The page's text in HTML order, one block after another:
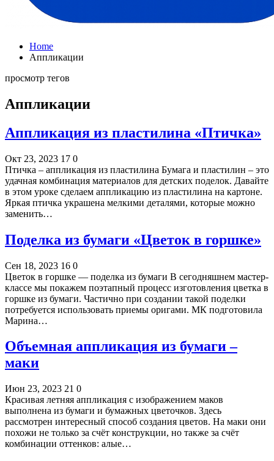
Home
Аппликации
просмотр тегов
Аппликации
Аппликация из пластилина «Птичка»
Окт 23, 2023 17 0
Птичка – аппликация из пластилина Бумага и пластилин – это
удачная комбинация материалов для детских поделок. Давайте
в этом уроке сделаем аппликацию из пластилина на картоне.
Яркая птичка украшена мелкими деталями, которые можно
заменить…
Поделка из бумаги «Цветок в горшке»
Сен 18, 2023 16 0
Цветок в горшке — поделка из бумаги В сегодняшнем мастер-
классе мы покажем поэтапный процесс изготовления цветка в
горшке из бумаги. Частично при создании такой поделки
потребуется использовать приемы оригами. МК подготовила
Марина…
Объемная аппликация из бумаги –
маки
Июн 23, 2023 21 0
Красивая летняя аппликация с изображением маков
выполнена из бумаги и бумажных цветочков. Здесь
рассмотрен интересный способ создания цветов. На маки они
похожи не только за счёт конструкции, но также за счёт
комбинации оттенков: алые…